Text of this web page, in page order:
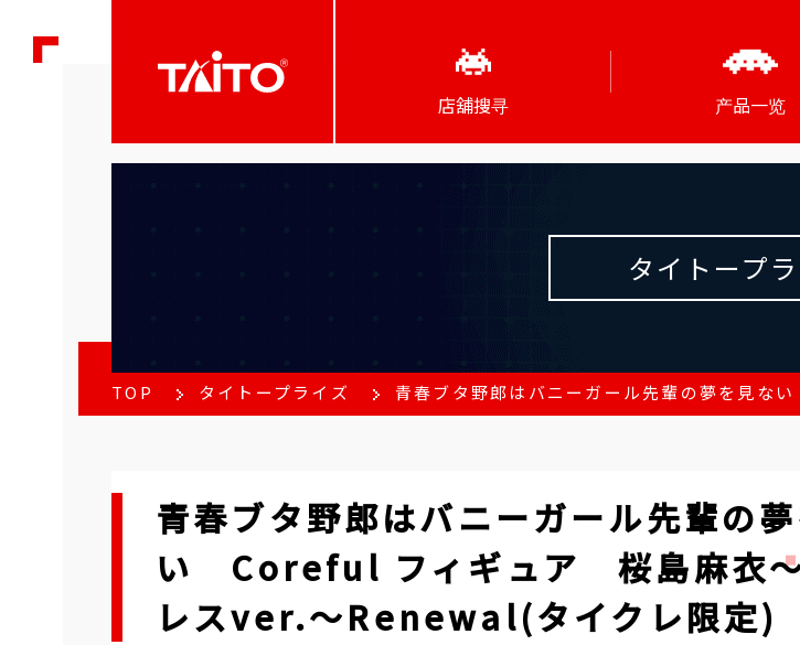
店舖搜寻 产品一览
タイトープ
TOP タイトープライズ 青春ブタ野郎はバニーガール先輩の夢を見
青春ブタ野郎はバニーガール先輩の
い Coreful フィギュア 桜島麻衣～
レスver.～Renewal(タイクレ限定)